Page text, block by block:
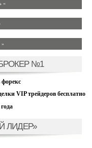
«
»
№1
VIP трейдеров бесплатно
ЛИДЕР»